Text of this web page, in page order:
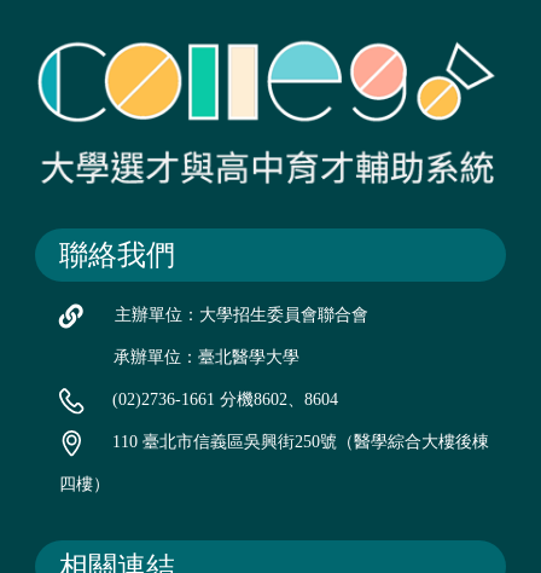
聯絡我們
主辦單位：大學招生委員會聯合會
承辦單位：臺北醫學大學
(02)2736-1661 分機8602、8604
110 臺北市信義區吳興街250號（醫學綜合大樓後棟
四樓）